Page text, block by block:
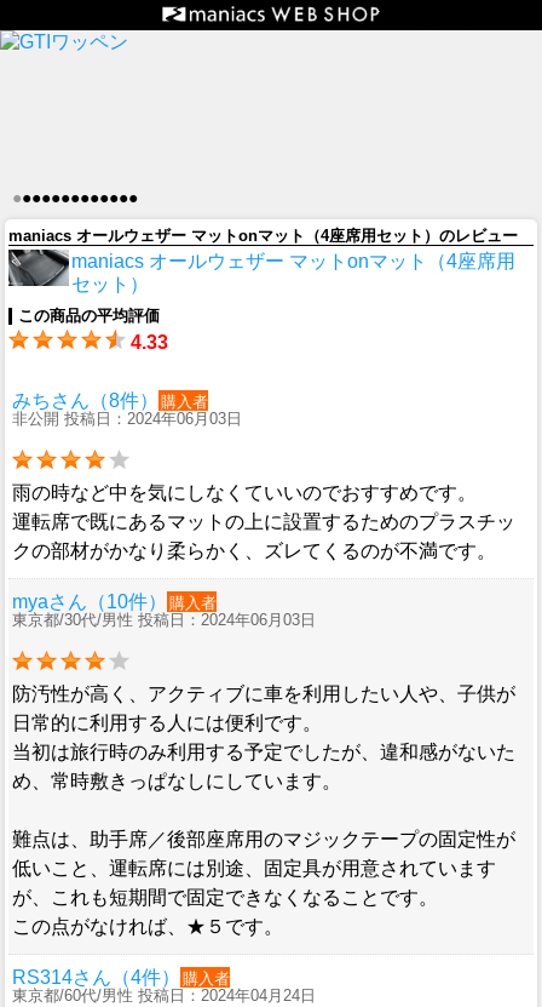
●●●●●●●●●●●●●
maniacs オールウェザー マットonマット（4座席用セット）のレビュー
maniacs オールウェザー マットonマット（4座席用
セット）
この商品の平均評価
4.33
みちさん（8件）
購入者
非公開 投稿日：2024年06月03日
雨の時など中を気にしなくていいのでおすすめです。
運転席で既にあるマットの上に設置するためのプラスチッ
クの部材がかなり柔らかく、ズレてくるのが不満です。
myaさん（10件）
購入者
東京都/30代/男性 投稿日：2024年06月03日
防汚性が高く、アクティブに車を利用したい人や、子供が
日常的に利用する人には便利です。
当初は旅行時のみ利用する予定でしたが、違和感がないた
め、常時敷きっぱなしにしています。
難点は、助手席／後部座席用のマジックテープの固定性が
低いこと、運転席には別途、固定具が用意されています
が、これも短期間で固定できなくなることです。
この点がなければ、★５です。
RS314さん（4件）
購入者
東京都/60代/男性 投稿日：2024年04月24日